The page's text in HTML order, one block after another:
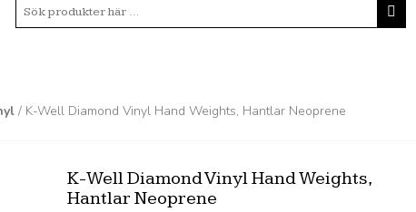
/ K-Well Diamond Vinyl Hand Weights, Hantlar Neoprene
K-Well Diamond Vinyl Hand Weights,
Hantlar Neoprene